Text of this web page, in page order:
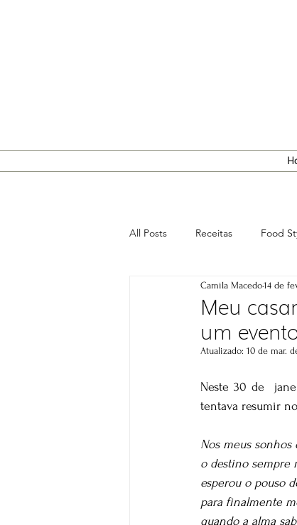
All Posts Receitas Food
Meu
um
Camila Macedo14 de
Atualizado: 10 de mar.
Neste 30 de
tentava resumir
Nos meus
o destino sempre
esperou o pouso
para finalmente
quando a alma